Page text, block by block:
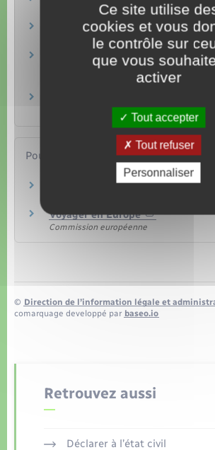
Papiers – Citoyenneté – Élections
Douane
Argent – Impôts – Consommation
Voyager à l'étranger avec son
compagnie
Loisirs – Sports – Culture
Étranger – Europe
Pour en savoir plus
Conseils aux voyageurs
Voyager en Europe
Commission européenne
© Direction de l’information légale et
comarquage developpé par baseo.io
Retrouvez aussi
Déclarer à l’état civil
Ce site utilise
cookies et vous
le contrôle sur
que vous
activer
Tout accepter
Tout refuser
Personnaliser